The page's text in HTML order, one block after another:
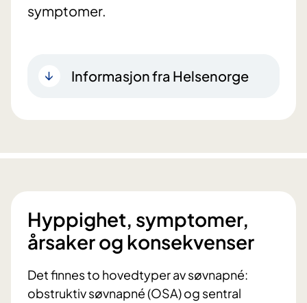
symptomer.
Informasjon fra Helsenorge
Hyppighet, symptomer,
årsaker og konsekvenser
Det finnes to hovedtyper av søvnapné:
obstruktiv søvnapné (OSA) og sentral